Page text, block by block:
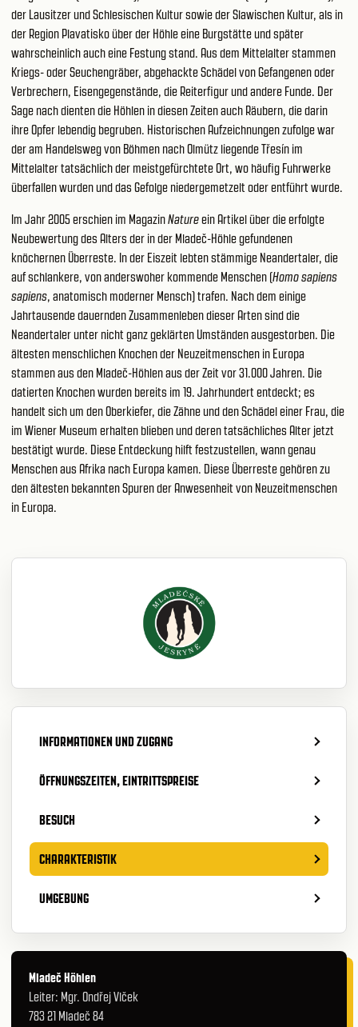
der Lausitzer und Schlesischen Kultur sowie der Slawischen Kultur, als in
der Region Plavatisko über der Höhle eine Burgstätte und später
wahrscheinlich auch eine Festung stand. Aus dem Mittelalter stammen
Kriegs- oder Seuchengräber, abgehackte Schädel von Gefangenen oder
Verbrechern, Eisengegenstände, die Reiterfigur und andere Funde. Der
Sage nach dienten die Höhlen in diesen Zeiten auch Räubern, die darin
ihre Opfer lebendig begruben. Historischen Aufzeichnungen zufolge war
der am Handelsweg von Böhmen nach Olmütz liegende Třesín im
Mittelalter tatsächlich der meistgefürchtete Ort, wo häufig Fuhrwerke
überfallen wurden und das Gefolge niedergemetzelt oder entführt wurde.
Im Jahr 2005 erschien im MagazinNatureein Artikel über die erfolgte
Neubewertung des Alters der in der Mladeč-Höhle gefundenen
knöchernen Überreste. In der Eiszeit lebten stämmige Neandertaler, die
auf schlankere, von anderswoher kommende Menschen (Homo sapiens
sapiens, anatomisch moderner Mensch) trafen. Nach dem einige
Jahrtausende dauernden Zusammenleben dieser Arten sind die
Neandertaler unter nicht ganz geklärten Umständen ausgestorben. Die
ältesten menschlichen Knochen der Neuzeitmenschen in Europa
stammen aus den Mladeč-Höhlen aus der Zeit vor 31.000 Jahren. Die
datierten Knochen wurden bereits im 19. Jahrhundert entdeckt; es
handelt sich um den Oberkiefer, die Zähne und den Schädel einer Frau, die
im Wiener Museum erhalten blieben und deren tatsächliches Alter jetzt
bestätigt wurde. Diese Entdeckung hilft festzustellen, wann genau
Menschen aus Afrika nach Europa kamen. Diese Überreste gehören zu
den ältesten bekannten Spuren der Anwesenheit von Neuzeitmenschen
in Europa.
INFORMATIONEN UND ZUGANG
ÖFFNUNGSZEITEN, EINTRITTSPREISE
BESUCH
CHARAKTERISTIK
UMGEBUNG
Mladeč Höhlen
Leiter: Mgr. Ondřej Vlček
783 21 Mladeč 84